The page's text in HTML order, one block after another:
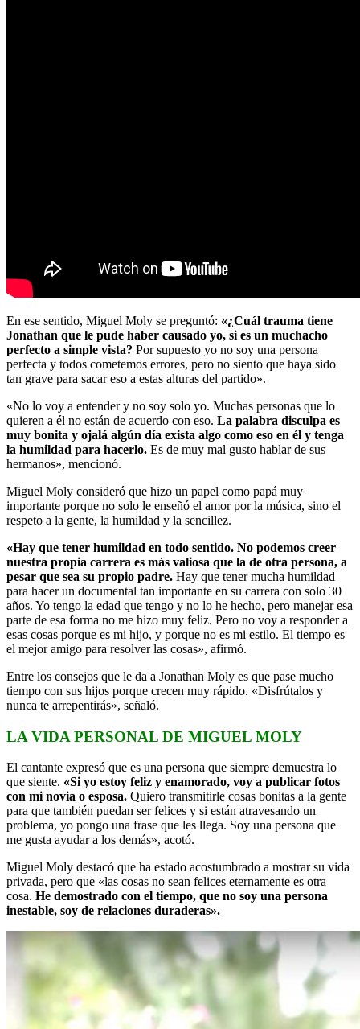
En ese sentido, Miguel Moly se preguntó: «¿Cuál trauma tiene
Jonathan que le pude haber causado yo, si es un muchacho
perfecto a simple vista? Por supuesto yo no soy una persona
perfecta y todos cometemos errores, pero no siento que haya sido
tan grave para sacar eso a estas alturas del partido».
«No lo voy a entender y no soy solo yo. Muchas personas que lo
quieren a él no están de acuerdo con eso. La palabra disculpa es
muy bonita y ojalá algún día exista algo como eso en él y tenga
la humildad para hacerlo. Es de muy mal gusto hablar de sus
hermanos», mencionó.
Miguel Moly consideró que hizo un papel como papá muy
importante porque no solo le enseñó el amor por la música, sino el
respeto a la gente, la humildad y la sencillez.
«Hay que tener humildad en todo sentido. No podemos creer
nuestra propia carrera es más valiosa que la de otra persona, a
pesar que sea su propio padre. Hay que tener mucha humildad
para hacer un documental tan importante en su carrera con solo 30
años. Yo tengo la edad que tengo y no lo he hecho, pero manejar esa
parte de esa forma no me hizo muy feliz. Pero no voy a responder a
esas cosas porque es mi hijo, y porque no es mi estilo. El tiempo es
el mejor amigo para resolver las cosas», afirmó.
Entre los consejos que le da a Jonathan Moly es que pase mucho
tiempo con sus hijos porque crecen muy rápido. «Disfrútalos y
nunca te arrepentirás», señaló.
LA VIDA PERSONAL DE MIGUEL MOLY
El cantante expresó que es una persona que siempre demuestra lo
que siente. «Si yo estoy feliz y enamorado, voy a publicar fotos
con mi novia o esposa. Quiero transmitirle cosas bonitas a la gente
para que también puedan ser felices y si están atravesando un
problema, yo pongo una frase que les llega. Soy una persona que
me gusta ayudar a los demás», acotó.
Miguel Moly destacó que ha estado acostumbrado a mostrar su vida
privada, pero que «las cosas no sean felices eternamente es otra
cosa. He demostrado con el tiempo, que no soy una persona
inestable, soy de relaciones duraderas».